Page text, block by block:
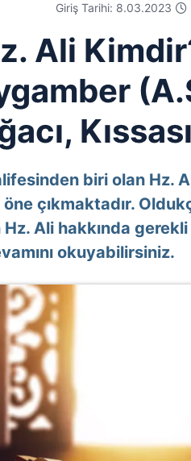
Giriş Tarihi: 8.03.2023
Ali
biri olan Hz.
çıkmaktadır.
Ali hakkında
okuyabilirsiniz.